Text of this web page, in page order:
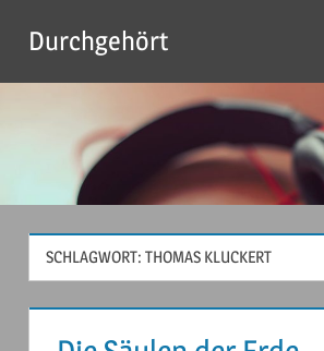
Inhalt
springen
Durchgehört
SCHLAGWORT: THOMAS KLUCKERT